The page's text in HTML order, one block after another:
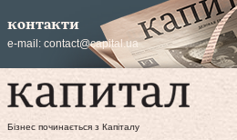
контакти
e-mail: contact@capital.ua
Бізнес починається з Капіталу